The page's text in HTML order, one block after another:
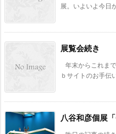
展。いよいよ今日
展覧会続き
年末からこれま
ｂサイトのお手伝
八谷和彦個展